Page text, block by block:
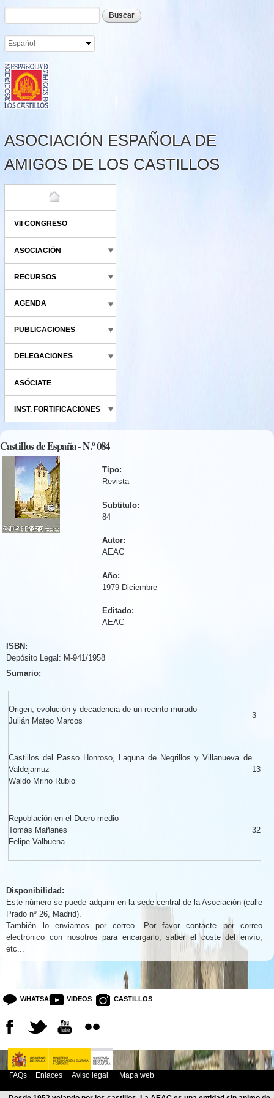
Pasar al
contenido
Formulario de búsqueda
Buscar
ASOCIACIÓN ESPAÑOLA DE
AMIGOS DE LOS CASTILLOS
VII CONGRESO
ASOCIACIÓN
RECURSOS
AGENDA
PUBLICACIONES
DELEGACIONES
ASÓCIATE
INST. FORTIFICACIONES
Castillos de España - N.º 084
Tipo:
Revista
Subtitulo:
84
Autor:
AEAC
Año:
1979 Diciembre
Editado:
AEAC
ISBN:
Depósito Legal: M-941/1958
Sumario:
Origen, evolución y decadencia de un recinto murado
Julián Mateo Marcos
3
Castillos del Passo Honroso, Laguna de Negrillos y Villanueva de
Valdejamuz
Waldo Mrino Rubio
13
Repoblación en el Duero medio
Tomás Mañanes
Felipe Valbuena
32
Disponibilidad:
Este número se puede adquirir en la sede central de la Asociación (calle
Prado nº 26, Madrid).
También lo enviamos por correo. Por favor contacte por correo
electrónico con nosotros para encargarlo, saber el coste del envío,
etc...
WHATSAPP VIDEOS CASTILLOS
FAQs Enlaces Aviso legal Mapa web